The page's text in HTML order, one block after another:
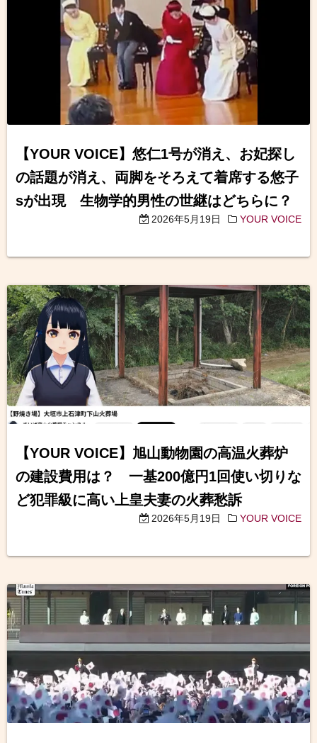
【YOUR VOICE】悠仁1号が消え、お妃探し
の話題が消え、両脚をそろえて着席する悠子
sが出現 生物学的男性の世継はどちらに？
2026年5月19日 YOUR VOICE
【YOUR VOICE】旭山動物園の高温火葬炉
の建設費用は？ 一基200億円1回使い切りな
ど犯罪級に高い上皇夫妻の火葬愁訴
2026年5月19日 YOUR VOICE